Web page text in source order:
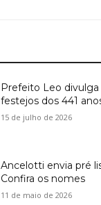
Prefeito Leo
festejos dos 441
15 de julho de 2026
Ancelotti envia pré
Confira os nomes
11 de maio de 2026